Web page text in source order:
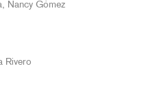
Nancy Gómez
Rivero